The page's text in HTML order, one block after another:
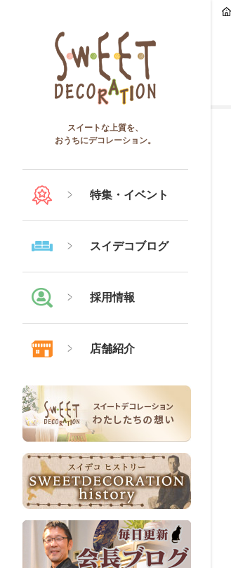
スイートな上質を、
おうちにデコレーション。
特集・イベント
スイデコブログ
採用情報
店舗紹介